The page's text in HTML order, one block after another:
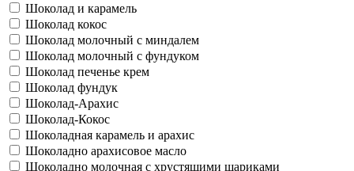
Шоколад и карамель
Шоколад кокос
Шоколад молочный с миндалем
Шоколад молочный с фундуком
Шоколад печенье крем
Шоколад фундук
Шоколад-Арахис
Шоколад-Кокос
Шоколадная карамель и арахис
Шоколадно арахисовое масло
Шоколадно молочная с хрустящими шариками